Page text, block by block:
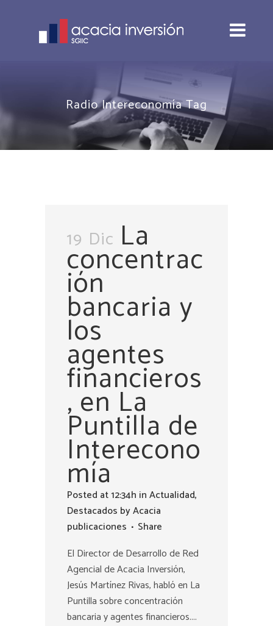
Radio Intereconomía Tag
19 Dic La
concentrac
ión
bancaria y
los
agentes
financieros
, en La
Puntilla de
Interecono
mía
Posted at 12:34h inActualidad,
Destacados byAcacia
publicaciones
Share
El Director de Desarrollo de Red
Agencial de Acacia Inversión,
Jesús Martínez Rivas, habló en La
Puntilla sobre concentración
bancaria y agentes financieros....